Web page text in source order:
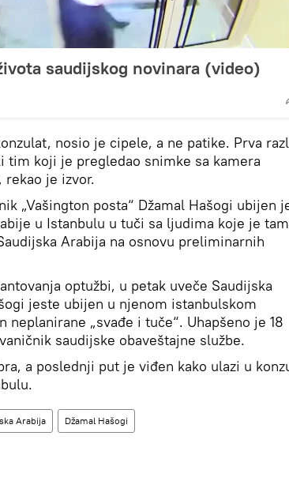
saudijskog novinara (video)
nosio je cipele, a ne patike. Prva
koji je pregledao snimke sa kamera
rekao je izvor.
„Vašington posta“ Džamal Hašogi ubijen
u Istanbulu u tuči sa ljudima koje je
Arabija na osnovu preliminarnih
optužbi, u petak uveče Saudijska
jeste ubijen u njenom istanbulskom
neplanirane „svađe i tuče“. Uhapšeno je 18
saudijske obaveštajne službe.
a poslednji put je viđen kako ulazi u
Arabija Džamal Hašogi